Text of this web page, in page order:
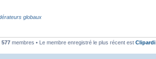
globaux
577 membres • Le membre enregistré le plus récent est Clipardi